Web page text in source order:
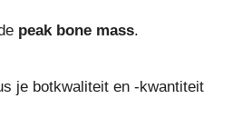
peak bone mass.
je botkwaliteit en -kwantiteit